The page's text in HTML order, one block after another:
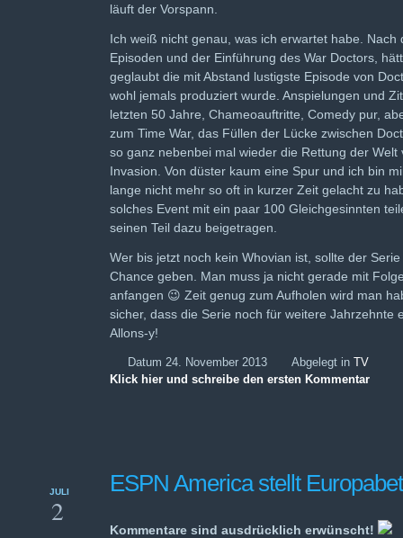
läuft der Vorspann.
Ich weiß nicht genau, was ich erwartet habe. Nach
Episoden und der Einführung des War Doctors,
geglaubt die mit Abstand lustigste Episode von
wohl jemals produziert wurde. Anspielungen und
letzten 50 Jahre, Chameoauftritte, Comedy pur,
zum Time War, das Füllen der Lücke zwischen
so ganz nebenbei mal wieder die Rettung der
Invasion. Von düster kaum eine Spur und ich bin
lange nicht mehr so oft in kurzer Zeit gelacht zu
solches Event mit ein paar 100 Gleichgesinnten
seinen Teil dazu beigetragen.
Wer bis jetzt noch kein Whovian ist, sollte der
Chance geben. Man muss ja nicht gerade mit
anfangen 😉 Zeit genug zum Aufholen wird man
sicher, dass die Serie noch für weitere Jahrzehnte
Allons-y!
Datum 24. November 2013 Abgelegt in TV
Klick hier und schreibe den ersten Kommentar
JULI
2
ESPN America stellt
Kommentare sind ausdrücklich erwünscht!